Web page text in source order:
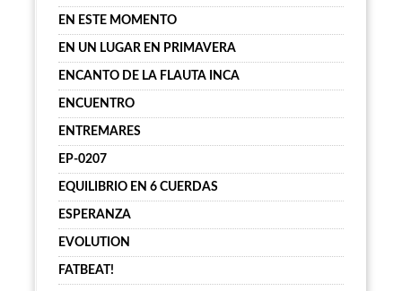
EN ESTE MOMENTO
EN UN LUGAR EN PRIMAVERA
ENCANTO DE LA FLAUTA INCA
ENCUENTRO
ENTREMARES
EP-0207
EQUILIBRIO EN 6 CUERDAS
ESPERANZA
EVOLUTION
FATBEAT!